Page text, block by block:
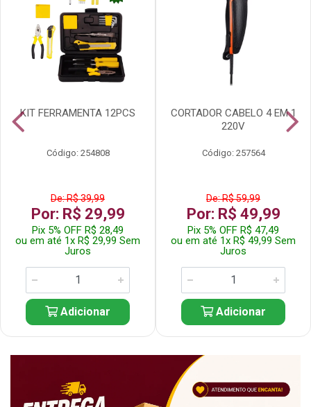
KIT FERRAMENTA 12PCS
Código: 254808
De: R$ 39,99
Por: R$ 29,99
Pix 5% OFF R$ 28,49
ou em até 1x R$ 29,99 Sem
Juros
Adicionar
CORTADOR CABELO 4 EM 1
220V
Código: 257564
De: R$ 59,99
Por: R$ 49,99
Pix 5% OFF R$ 47,49
ou em até 1x R$ 49,99 Sem
Juros
Adicionar